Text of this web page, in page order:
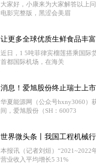
大家好，小康来为大家解答以上
电影完整版，黑涩会美眉
近日，1 5吨菲律宾榴莲搭乘国际
首都国际机场，在海关
华夏能源网（公众号hxny3060）
间，爱旭股份（SH：60073
世界微头条丨我国工程机械
本报讯（记者刘烜）“2021~2022
营业收入平均增长5 31%